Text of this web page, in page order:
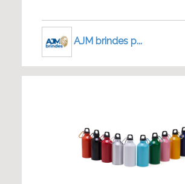
AJM brindes p...